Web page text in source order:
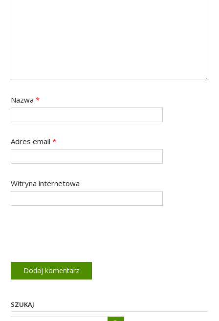
Nazwa *
Adres email *
Witryna internetowa
SZUKAJ